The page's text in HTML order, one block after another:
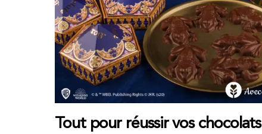
Tout pour réussir vos chocolats